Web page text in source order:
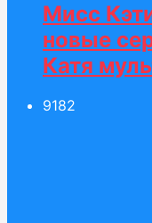
Мисс
новые
Катя
9182